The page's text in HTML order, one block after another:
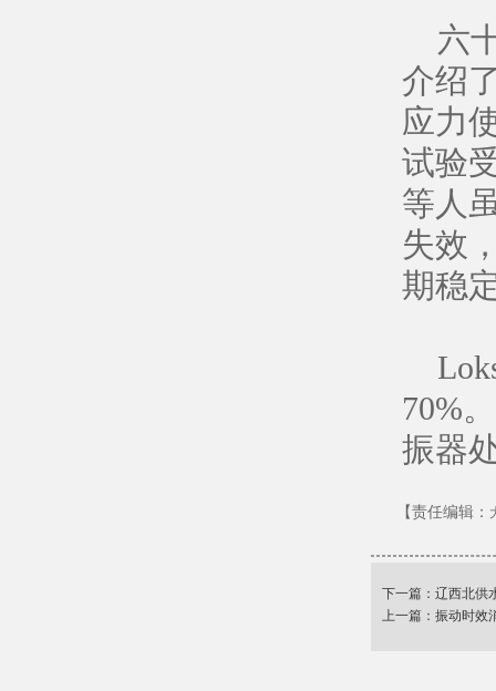
六十
介绍
应力
试验
等人
失效
期稳
70%
振器
【责任编辑：
下一篇： 辽西北供
上一篇： 振动时效